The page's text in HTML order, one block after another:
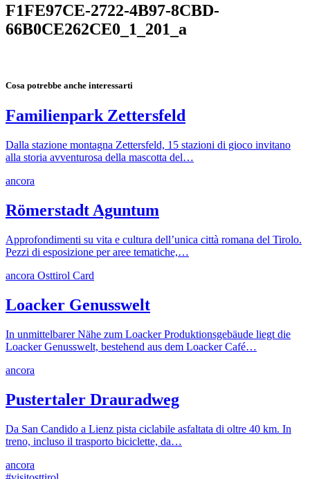
F1FE97CE-2722-4B97-8CBD-
66B0CE262CE0_1_201_a
Cosa potrebbe anche interessarti
Familienpark Zettersfeld
Dalla stazione montagna Zettersfeld, 15 stazioni di gioco invitano
alla storia avventurosa della mascotta del…
ancora
Römerstadt Aguntum
Approfondimenti su vita e cultura dell’unica città romana del Tirolo.
Pezzi di esposizione per aree tematiche,…
ancora Osttirol Card
Loacker Genusswelt
In unmittelbarer Nähe zum Loacker Produktionsgebäude liegt die
Loacker Genusswelt, bestehend aus dem Loacker Café…
ancora
Pustertaler Drauradweg
Da San Candido a Lienz pista ciclabile asfaltata di oltre 40 km. In
treno, incluso il trasporto biciclette, da…
ancora